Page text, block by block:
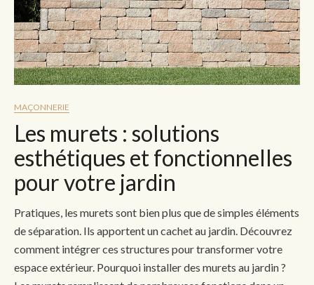
MAÇONNERIE
Les murets : solutions
esthétiques et fonctionnelles
pour votre jardin
Pratiques, les murets sont bien plus que de simples éléments
de séparation. Ils apportent un cachet au jardin. Découvrez
comment intégrer ces structures pour transformer votre
espace extérieur. Pourquoi installer des murets au jardin ?